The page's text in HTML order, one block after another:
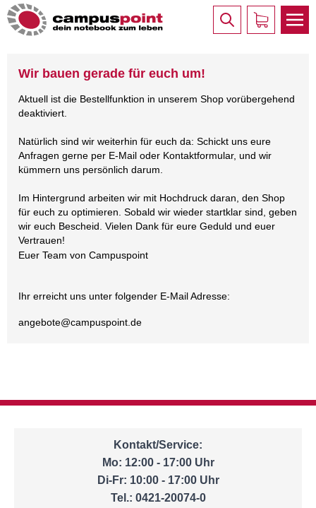
Wir bauen gerade für euch um!
Aktuell ist die Bestellfunktion in unserem Shop vorübergehend
deaktiviert.
Natürlich sind wir weiterhin für euch da: Schickt uns eure
Anfragen gerne per E-Mail oder Kontaktformular, und wir
kümmern uns persönlich darum.
Im Hintergrund arbeiten wir mit Hochdruck daran, den Shop
für euch zu optimieren. Sobald wir wieder startklar sind, geben
wir euch Bescheid. Vielen Dank für eure Geduld und euer
Vertrauen!
Euer Team von Campuspoint
Ihr erreicht uns unter folgender E-Mail Adresse:
angebote@campuspoint.de
Kontakt/Service:
Mo: 12:00 - 17:00 Uhr
Di-Fr: 10:00 - 17:00 Uhr
Tel.: 0421-20074-0